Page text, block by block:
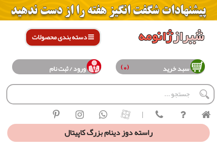
دسته بندی محصولات
سبد خرید (0) ورود / ثبت نام
|
راسته دوز دینام بزرگ کاپیتال